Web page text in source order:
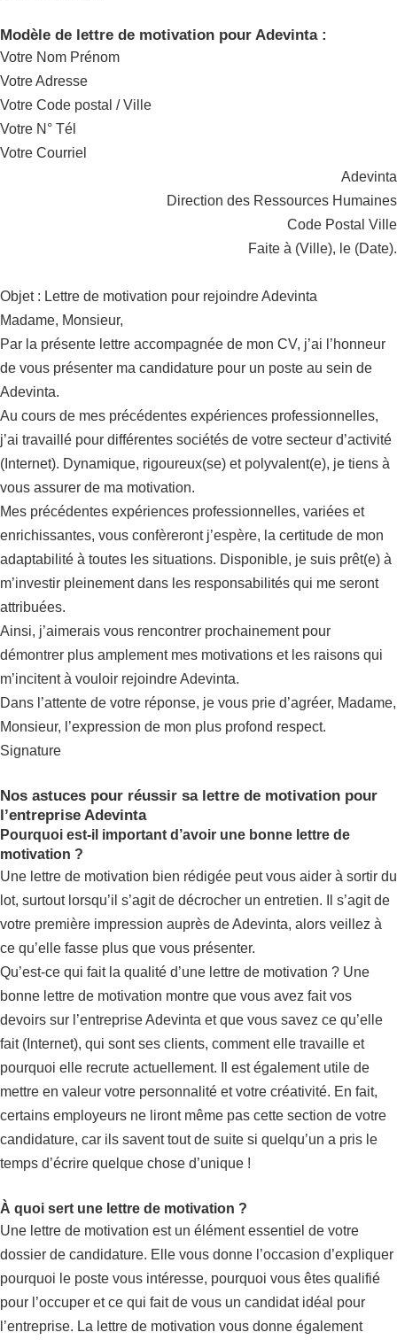
Modèle de lettre de motivation pour Adevinta :
Votre Nom Prénom
Votre Adresse
Votre Code postal / Ville
Votre N° Tél
Votre Courriel
Adevinta
Direction des Ressources Humaines
Code Postal Ville
Faite à (Ville), le (Date).
Objet : Lettre de motivation pour rejoindre Adevinta
Madame, Monsieur,
Par la présente lettre accompagnée de mon CV, j’ai l’honneur
de vous présenter ma candidature pour un poste au sein de
Adevinta.
Au cours de mes précédentes expériences professionnelles,
j’ai travaillé pour différentes sociétés de votre secteur d’activité
(Internet). Dynamique, rigoureux(se) et polyvalent(e), je tiens à
vous assurer de ma motivation.
Mes précédentes expériences professionnelles, variées et
enrichissantes, vous confèreront j’espère, la certitude de mon
adaptabilité à toutes les situations. Disponible, je suis prêt(e) à
m’investir pleinement dans les responsabilités qui me seront
attribuées.
Ainsi, j’aimerais vous rencontrer prochainement pour
démontrer plus amplement mes motivations et les raisons qui
m’incitent à vouloir rejoindre Adevinta.
Dans l’attente de votre réponse, je vous prie d’agréer, Madame,
Monsieur, l’expression de mon plus profond respect.
Signature
Nos astuces pour réussir sa lettre de motivation pour
l’entreprise Adevinta
Pourquoi est-il important d’avoir une bonne lettre de
motivation ?
Une lettre de motivation bien rédigée peut vous aider à sortir du
lot, surtout lorsqu’il s’agit de décrocher un entretien. Il s’agit de
votre première impression auprès de Adevinta, alors veillez à
ce qu’elle fasse plus que vous présenter.
Qu’est-ce qui fait la qualité d’une lettre de motivation ? Une
bonne lettre de motivation montre que vous avez fait vos
devoirs sur l’entreprise Adevinta et que vous savez ce qu’elle
fait (Internet), qui sont ses clients, comment elle travaille et
pourquoi elle recrute actuellement. Il est également utile de
mettre en valeur votre personnalité et votre créativité. En fait,
certains employeurs ne liront même pas cette section de votre
candidature, car ils savent tout de suite si quelqu’un a pris le
temps d’écrire quelque chose d’unique !
À quoi sert une lettre de motivation ?
Une lettre de motivation est un élément essentiel de votre
dossier de candidature. Elle vous donne l’occasion d’expliquer
pourquoi le poste vous intéresse, pourquoi vous êtes qualifié
pour l’occuper et ce qui fait de vous un candidat idéal pour
l’entreprise. La lettre de motivation vous donne également